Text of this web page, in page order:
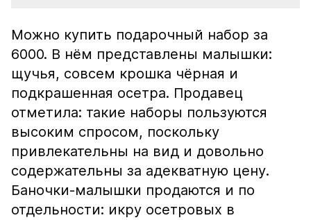
Можно купить подарочный набор за
6000. В нём представлены малышки:
щучья, совсем крошка чёрная и
подкрашенная осетра. Продавец
отметила: такие наборы пользуются
высоким спросом, поскольку
привлекательны на вид и довольно
содержательны за адекватную цену.
Баночки-малышки продаются и по
отдельности: икру осетровых в